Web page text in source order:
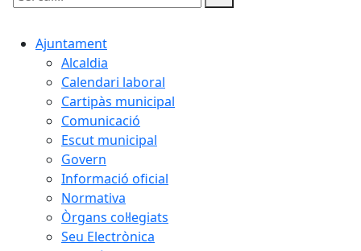
Cercar:
Ajuntament
Alcaldia
Calendari laboral
Cartipàs municipal
Comunicació
Escut municipal
Govern
Informació oficial
Normativa
Òrgans col·legiats
Seu Electrònica